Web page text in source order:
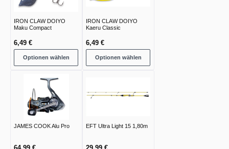
IRON CLAW DOIYO
Maku Compact
6,49 €
Optionen wählen
IRON CLAW DOIYO
Kaeru Classic
6,49 €
Optionen wählen
JAMES COOK Alu Pro EFT Ultra Light 15 1,80m